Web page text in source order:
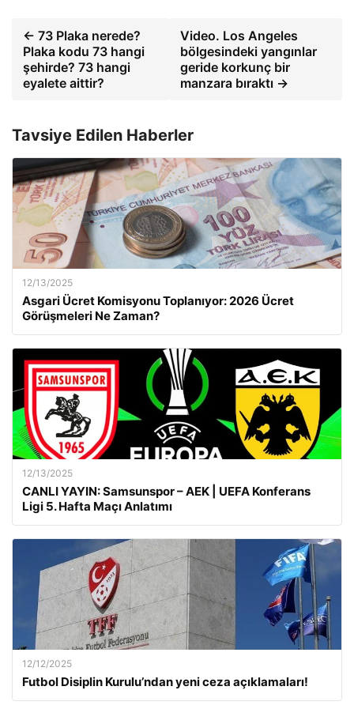
← 73 Plaka nerede?
Plaka kodu 73 hangi
şehirde? 73 hangi
eyalete aittir?
Video. Los Angeles
bölgesindeki yangınlar
geride korkunç bir
manzara bıraktı →
Tavsiye Edilen Haberler
12/13/2025
Asgari Ücret Komisyonu Toplanıyor: 2026 Ücret
Görüşmeleri Ne Zaman?
12/13/2025
CANLI YAYIN: Samsunspor – AEK | UEFA Konferans
Ligi 5. Hafta Maçı Anlatımı
12/12/2025
Futbol Disiplin Kurulu’ndan yeni ceza açıklamaları!